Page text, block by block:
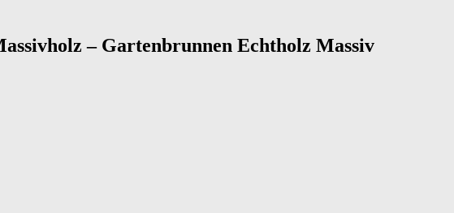
– Gartenbrunnen Echtholz Massiv